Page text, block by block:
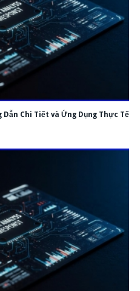
Dẫn Chi Tiết và Ứng Dụng Thực Tế